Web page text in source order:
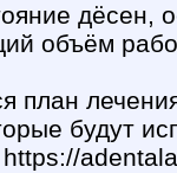
дёсен,
объём
план
будут